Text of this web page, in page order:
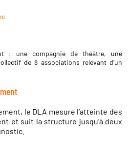
: une compagnie de théâtre, une
de 8 associations relevant d’un
le DLA mesure l’atteinte des
et suit la structure jusqu’à deux